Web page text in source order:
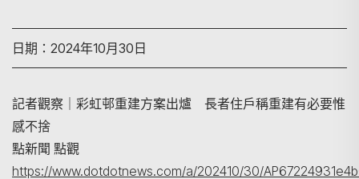
日期：2024年10月30日
記者觀察｜彩虹邨重建方案出爐 長者住戶稱重建有必要惟
感不捨
點新聞 點觀
https://www.dotdotnews.com/a/202410/30/